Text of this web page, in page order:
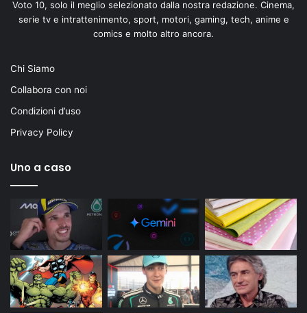
Voto 10, solo il meglio selezionato dalla nostra redazione. Cinema,
serie tv e intrattenimento, sport, motori, gaming, tech, anime e
comics e molto altro ancora.
Chi Siamo
Collabora con noi
Condizioni d’uso
Privacy Policy
Uno a caso